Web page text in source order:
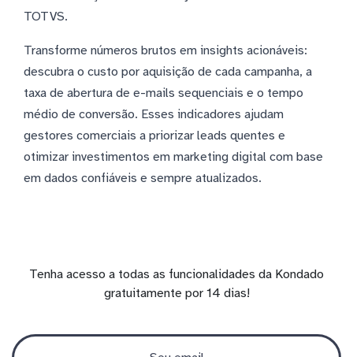
TOTVS.
Transforme números brutos em insights acionáveis:
descubra o custo por aquisição de cada campanha, a
taxa de abertura de e-mails sequenciais e o tempo
médio de conversão. Esses indicadores ajudam
gestores comerciais a priorizar leads quentes e
otimizar investimentos em marketing digital com base
em dados confiáveis e sempre atualizados.
Tenha acesso a todas as funcionalidades da Kondado
gratuitamente por 14 dias!